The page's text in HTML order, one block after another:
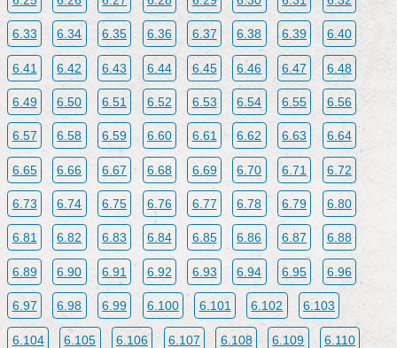
6.33 6.34 6.35 6.36 6.37 6.38 6.39 6.40
6.41 6.42 6.43 6.44 6.45 6.46 6.47 6.48
6.49 6.50 6.51 6.52 6.53 6.54 6.55 6.56
6.57 6.58 6.59 6.60 6.61 6.62 6.63 6.64
6.65 6.66 6.67 6.68 6.69 6.70 6.71 6.72
6.73 6.74 6.75 6.76 6.77 6.78 6.79 6.80
6.81 6.82 6.83 6.84 6.85 6.86 6.87 6.88
6.89 6.90 6.91 6.92 6.93 6.94 6.95 6.96
6.97 6.98 6.99 6.100 6.101 6.102 6.103
6.104 6.105 6.106 6.107 6.108 6.109 6.110